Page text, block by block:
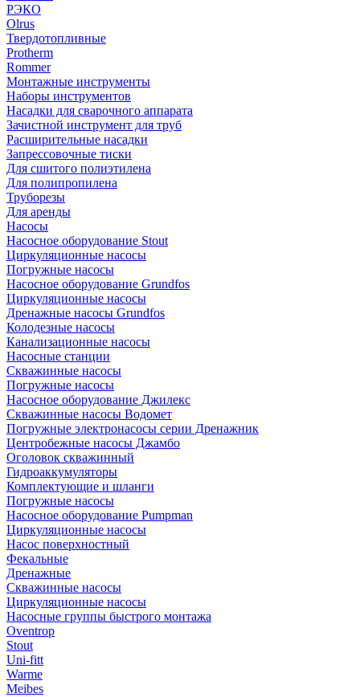
РЭКО
Olrus
Твердотопливные
Protherm
Rommer
Монтажные инструменты
Наборы инструментов
Насадки для сварочного аппарата
Зачистной инструмент для труб
Расширительные насадки
Запрессовочные тиски
Для сшитого полиэтилена
Для полипропилена
Труборезы
Для аренды
Насосы
Насосное оборудование Stout
Циркуляционные насосы
Погружные насосы
Насосное оборудование Grundfos
Циркуляционные насосы
Дренажные насосы Grundfos
Колодезные насосы
Канализационные насосы
Насосные станции
Скважинные насосы
Погружные насосы
Насосное оборудование Джилекс
Скважинные насосы Водомет
Погружные электронасосы серии Дренажник
Центробежные насосы Джамбо
Оголовок скважинный
Гидроаккумуляторы
Комплектующие и шланги
Погружные насосы
Насосное оборудование Pumpman
Циркуляционные насосы
Насос поверхностный
Фекальные
Дренажные
Скважинные насосы
Циркуляционные насосы
Насосные группы быстрого монтажа
Oventrop
Stout
Uni-fitt
Warme
Meibes